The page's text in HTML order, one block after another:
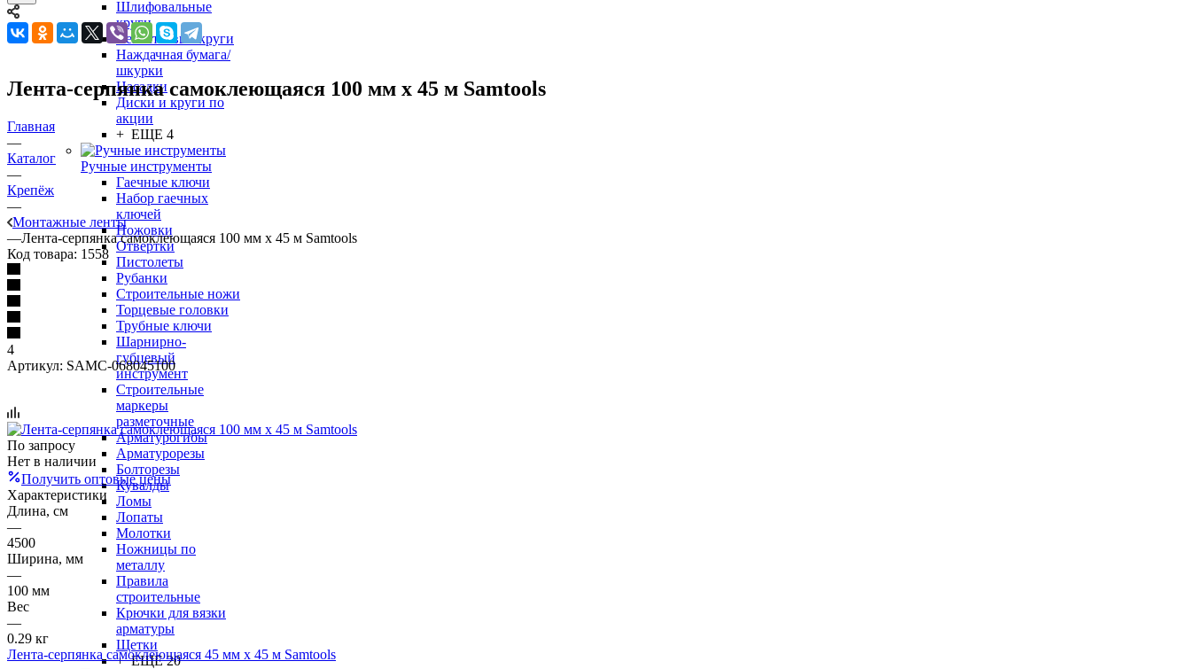
Шлифовальные
круги
Лепестковые круги
Наждачная бумага/
шкурки
Насадки
Диски и круги по
акции
+ ЕЩЕ 4
Ручные инструменты
Гаечные ключи
Набор гаечных
ключей
Ножовки
Отвертки
Пистолеты
Рубанки
Строительные ножи
Торцевые головки
Трубные ключи
Шарнирно-
губцевый
инструмент
Строительные
маркеры
разметочные
Арматурогибы
Арматурорезы
Болторезы
Кувалды
Ломы
Лопаты
Молотки
Ножницы по
металлу
Правила
строительные
Крючки для вязки
арматуры
Щетки
+ ЕЩЕ 20
Лента-серпянка самоклеющаяся 100 мм х 45 м Samtools
Главная
—
Каталог
—
Крепёж
—
Монтажные ленты
—Лента-серпянка самоклеющаяся 100 мм х 45 м Samtools
Код товара: 1558
4
Артикул: SAMC-068045100
По запросу
Нет в наличии
Получить оптовые цены
Характеристики
Длина, см
—
4500
Ширина, мм
—
100 мм
Вес
—
0.29 кг
Лента-серпянка самоклеющаяся 45 мм х 45 м Samtools